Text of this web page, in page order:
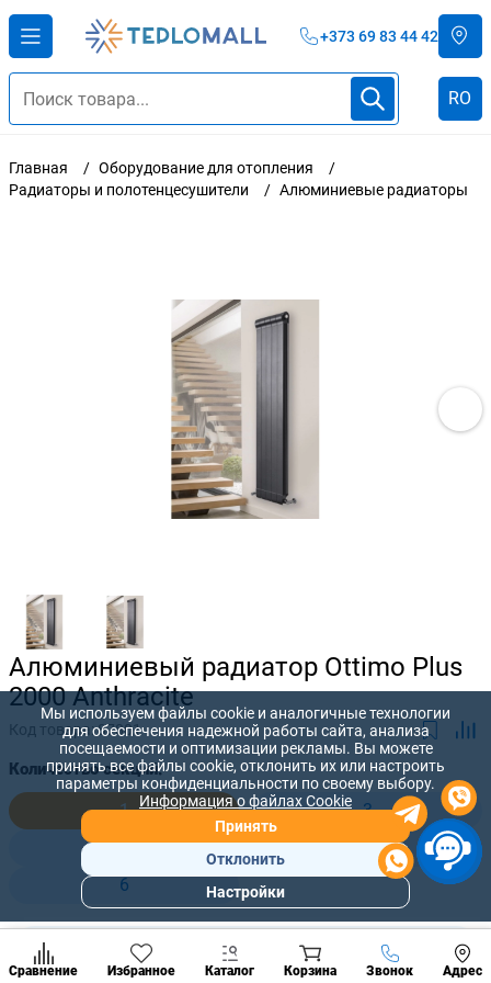
+373 69 83 44 42
RO
Главная
Оборудование для отопления
Радиаторы и полотенцесушители
Алюминиевые радиаторы
Алюминиевый радиатор Ottimo Plus
2000 Anthracite
Код товара:87801
Количество секций:
1
3
4
5
6
3 618 лей
3 165 лей +
Сравнение Избранное Каталог Корзина Звонок Адрес
Позвонить
разделы
Мы используем файлы cookie и аналогичные технологии
для обеспечения надежной работы сайта, анализа
посещаемости и оптимизации рекламы. Вы можете
принять все файлы cookie, отклонить их или настроить
параметры конфиденциальности по своему выбору.
Информация о файлах Cookie
Принять
Отклонить
Настройки